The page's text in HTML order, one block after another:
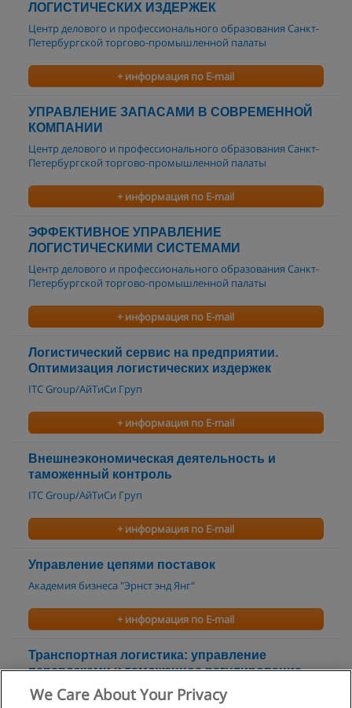
ЛОГИСТИЧЕСКИХ ИЗДЕРЖЕК
Центр делового и профессионального образования Санкт-
Петербургской торгово-промышленной палаты
+ информация по E-mail
УПРАВЛЕНИЕ ЗАПАСАМИ В СОВРЕМЕННОЙ
КОМПАНИИ
Центр делового и профессионального образования Санкт-
Петербургской торгово-промышленной палаты
+ информация по E-mail
ЭФФЕКТИВНОЕ УПРАВЛЕНИЕ
ЛОГИСТИЧЕСКИМИ СИСТЕМАМИ
Центр делового и профессионального образования Санкт-
Петербургской торгово-промышленной палаты
+ информация по E-mail
Логистический сервис на предприятии.
Оптимизация логистических издержек
ITC Group/АйТиСи Груп
+ информация по E-mail
Внешнеэкономическая деятельность и
таможенный контроль
ITC Group/АйТиСи Груп
+ информация по E-mail
Управление цепями поставок
Академия бизнеса "Эрнст энд Янг"
+ информация по E-mail
Транспортная логистика: управление
перевозками и таможенное регулирование
внешнеэкономической деятельности
We Care About Your Privacy